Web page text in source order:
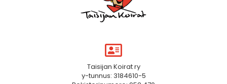
Taisijan Koirat ry
y-tunnus: 3184610-5